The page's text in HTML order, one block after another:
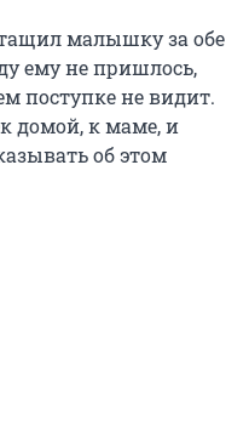
малышку за обе
ему не пришлось,
поступке не видит.
домой, к маме, и
об этом